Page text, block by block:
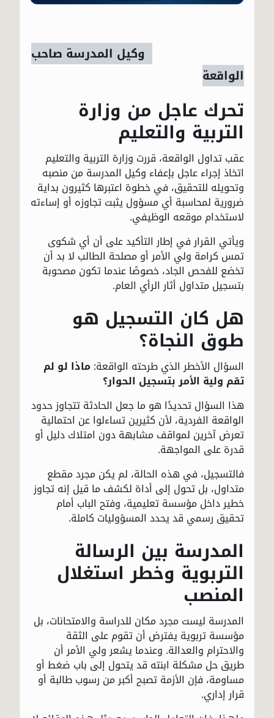
وكيل المدرسة صاحب
الواقعة
تحرك عاجل من وزارة
التربية والتعليم
عقب تداول الواقعة، قررت وزارة التربية والتعليم
اتخاذ إجراء عاجل بإعفاء وكيل المدرسة من منصبه
وتحويله للتحقيق، في خطوة اعتبرها كثيرون بداية
ضرورية لمحاسبة أي مسؤول يثبت تجاوزه أو إساءته
لاستخدام موقعه الوظيفي.
ويأتي القرار في إطار التأكيد على أن أي شكوى
تمس كرامة ولي الأمر أو مصلحة الطالب لا بد أن
تخضع للفحص الجاد، خصوصًا عندما تكون مصحوبة
بتسجيل متداول أثار الرأي العام.
هل كان التسجيل هو
طوق النجاة؟
السؤال الأخطر الذي طرحته الواقعة:ماذا لو لم
تقم ولية الأمر بتسجيل الحوار؟
هذا السؤال تحديدًا هو ما جعل الحادثة تتجاوز حدود
الواقعة الفردية، لأن كثيرين تساءلوا عن احتمالية
تعرض آخرين لمواقف مشابهة دون امتلاك دليل أو
قدرة على المواجهة.
فالتسجيل، في هذه الحالة، لم يكن مجرد مقطع
متداول، بل تحول إلى أداة لكشف ما قيل إنه تجاوز
خطير داخل مؤسسة تعليمية، وفتح الباب أمام
تحقيق رسمي قد يحدد المسؤوليات كاملة.
المدرسة بين الرسالة
التربوية وخطر استغلال
المنصب
المدرسة ليست مجرد مكان للدراسة والامتحانات، بل
مؤسسة تربوية يفترض أن تقوم على الثقة
والاحترام والعدالة. وعندما يشعر ولي الأمر أن
طريق حل مشكلة ابنته قد يتحول إلى باب ضغط أو
مساومة، فإن الأزمة تصبح أكبر من رسوب طالبة أو
قرار إداري.